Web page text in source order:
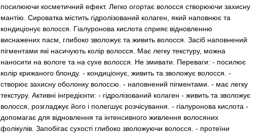
посилюючи косметичний ефект. Легко огортає волосся створюючи захисну
мантію. Сироватка містить гідролізований колаген, який наповнює та
кондиціонує волосся. Гіалуронова кислота сприяє відновленню
виснажених пасм, глибоко зволожує та живить волосся. Засіб наповнений
пігментами які насичують колір волосся. Має легку текстуру, можна
наносити на вологе та на сухе волосся. Не змивати. Переваги: - посилює
колір крижаного блонду. - кондиціонує, живить та зволожує волосся. -
створює захисну оболонку волоссю. - наповнений пігментами. - має легку
текстуру. Активні інгредієнти: - гідролізований колаген - живить та зволожує
волосся, розгладжує його і полегшує розчісування. - гіалуронова кислота -
допомагає для відновлення та інтенсивного живлення волосяних
фолікулів. Запобігає сухості глибоко зволожуючи волосся. - протеїни